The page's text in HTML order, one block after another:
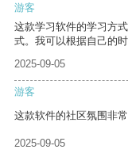
游客
这款学习软件的学习方
式。我可以根据自己的
2025-09-05
游客
这款软件的社区氛围非
2025-09-05